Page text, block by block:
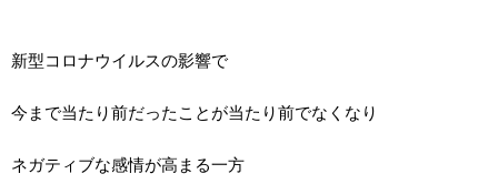
新型コロナウイルスの影響で
今まで当たり前だったことが当たり前でなくなり
ネガティブな感情が高まる一方